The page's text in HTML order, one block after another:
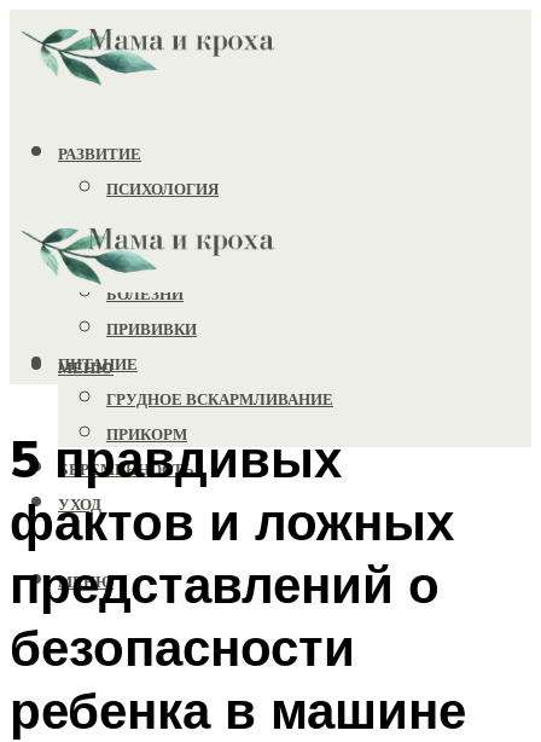
РАЗВИТИЕ
ПСИХОЛОГИЯ
ИГРУШКИ
ЗДОРОВЬЕ
БОЛЕЗНИ
ПРИВИВКИ
ПИТАНИЕ
ГРУДНОЕ ВСКАРМЛИВАНИЕ
ПРИКОРМ
БЕРЕМЕННОСТЬ
УХОД
МЕНЮ
МЕНЮ
5 правдивых
фактов и ложных
представлений о
безопасности
ребенка в машине